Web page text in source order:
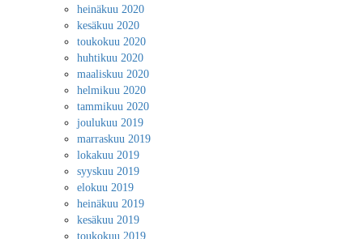
heinäkuu 2020
kesäkuu 2020
toukokuu 2020
huhtikuu 2020
maaliskuu 2020
helmikuu 2020
tammikuu 2020
joulukuu 2019
marraskuu 2019
lokakuu 2019
syyskuu 2019
elokuu 2019
heinäkuu 2019
kesäkuu 2019
toukokuu 2019